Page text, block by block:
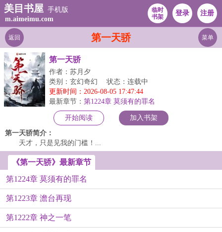
美目书屋 手机版
m.aimeimu.com
临时
书架
登录 注册
第一天骄
返回 菜单
第一天骄
作者：苏月夕
类别：玄幻奇幻
状态：连载中
更新时间：2026-08-05 17:47:44
最新章节： 第1224章 莫须有的罪名
开始阅读 加入书架
第一天骄简介：
天才，只是见我的门槛！...
《第一天骄》最新章节
第1224章 莫须有的罪名
第1223章 澹台再现
第1222章 神之一笔